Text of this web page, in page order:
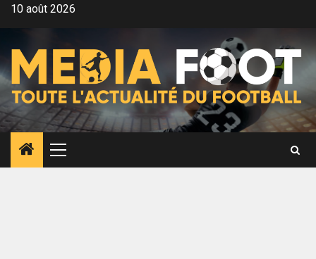
Aller10 août 2026
Menu
principal